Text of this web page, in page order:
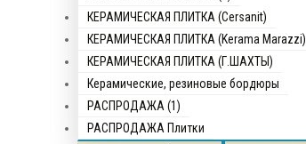
КЕРАМИЧЕСКАЯ ПЛИТКА (Cersanit)
КЕРАМИЧЕСКАЯ ПЛИТКА (Kerama Marazzi)
КЕРАМИЧЕСКАЯ ПЛИТКА (Г.ШАХТЫ)
Керамические, резиновые бордюры
РАСПРОДАЖА (1)
РАСПРОДАЖА Плитки